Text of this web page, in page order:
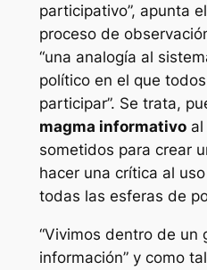
participativo”, apunta
proceso de
“una analogía al
político en el que
participar”. Se trata,
magma informativoal
sometidos para crear
hacer una crítica al
todas las esferas de
“Vivimos dentro de un
información” y como